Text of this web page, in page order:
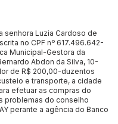
senhora Luzia Cardoso de
no CPF nº 617.496.642-
Municipal-Gestora da
Abdon da Silva, 10-
de R$ 200,00-duzentos
e transporte, a cidade
efetuar as compras do
problemas do conselho
perante a agência do Banco